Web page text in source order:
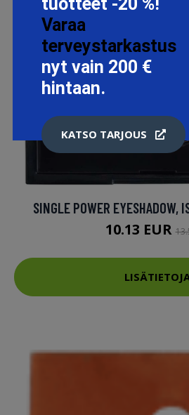
SINGLE POWER EYESHADOW,
10.13 EUR
Varaa
terveystarkastus
nyt vain 200 €
hintaan.
KATSO TARJOUS